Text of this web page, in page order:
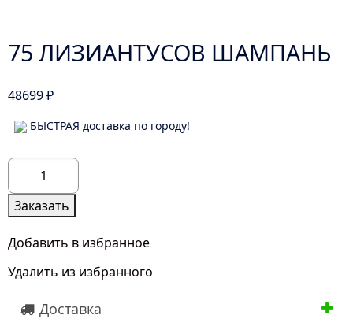
75 ЛИЗИАНТУСОВ ШАМПАНЬ
48699₽
БЫСТРАЯ доставка по городу!
Количество
товара
75
Лизиантусов
Шампань
Заказать
Добавить в избранное
Удалить из избранного
Доставка